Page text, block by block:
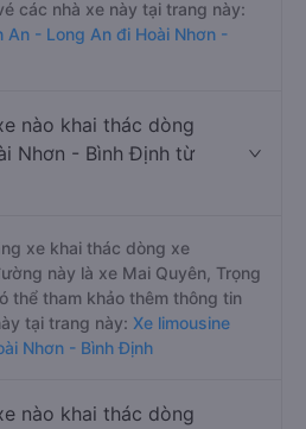
các nhà xe này tại trang này:
An - Long An đi Hoài Nhơn -
nào khai thác dòng
Nhơn - Bình Định từ
xe khai thác dòng xe
này là xe Mai Quyên, Trọng
thể tham khảo thêm thông tin
tại trang này: Xe limousine
Nhơn - Bình Định
nào khai thác dòng